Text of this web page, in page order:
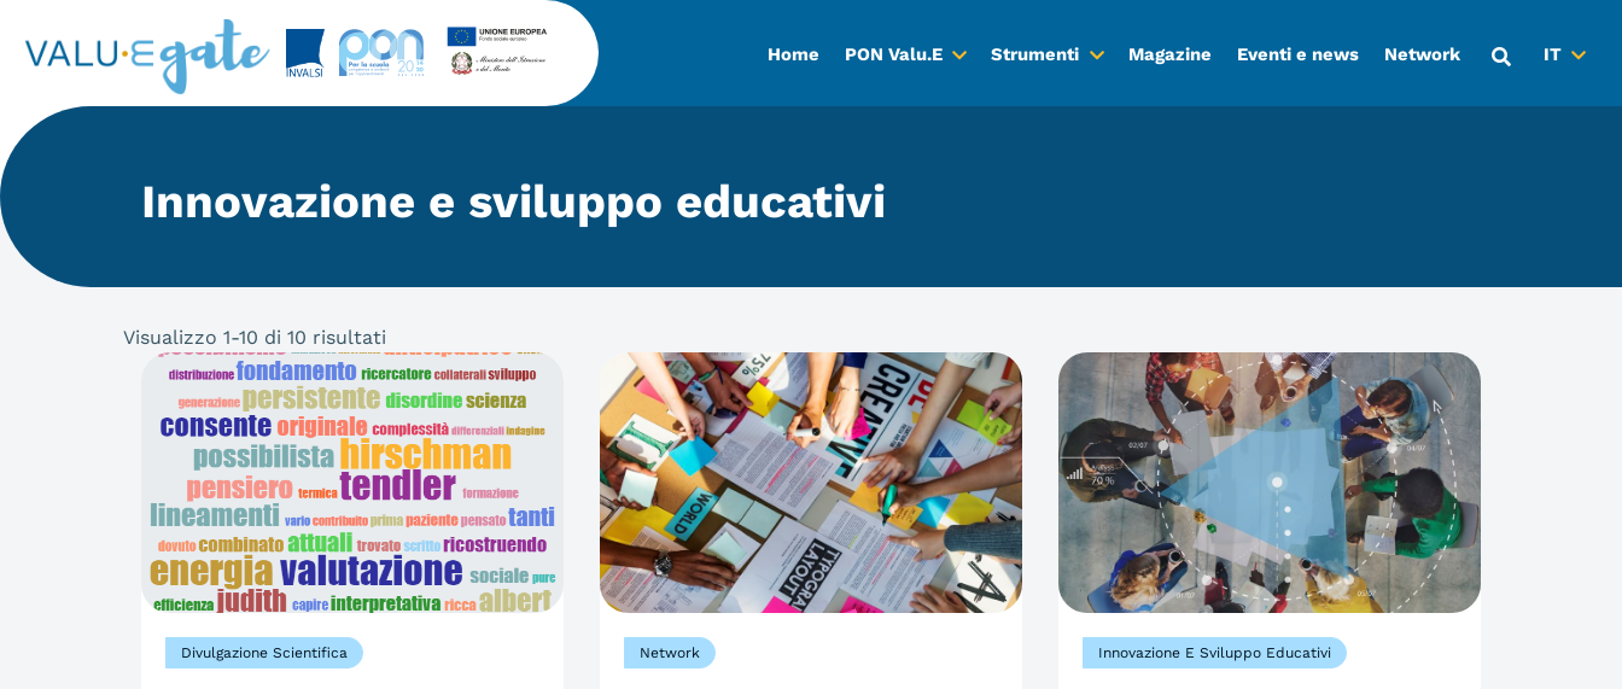
Home PON Valu.E Strumenti Magazine Eventi e news Network IT
Innovazione e sviluppo educativi
Visualizzo 1-10 di 10 risultati
Articoli in archivio
Divulgazione Scientifica Network Innovazione E Sviluppo Educativi